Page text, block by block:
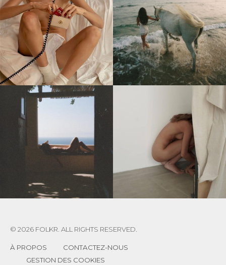
© 2026 FOLKR. ALL RIGHTS RESERVED.
À PROPOS
CONTACTEZ-NOUS
GESTION DES COOKIES